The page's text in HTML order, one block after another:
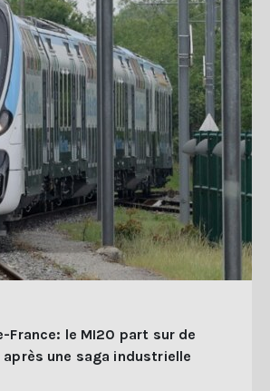
France: le MI20 part sur de
après une saga industrielle